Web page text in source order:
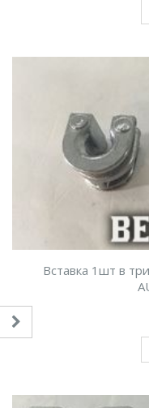
Вставка 1шт в